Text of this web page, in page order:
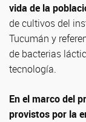
vida de la
de cultivos del
Tucumán y
de bacterias
tecnología.
En el marco del
provistos por la